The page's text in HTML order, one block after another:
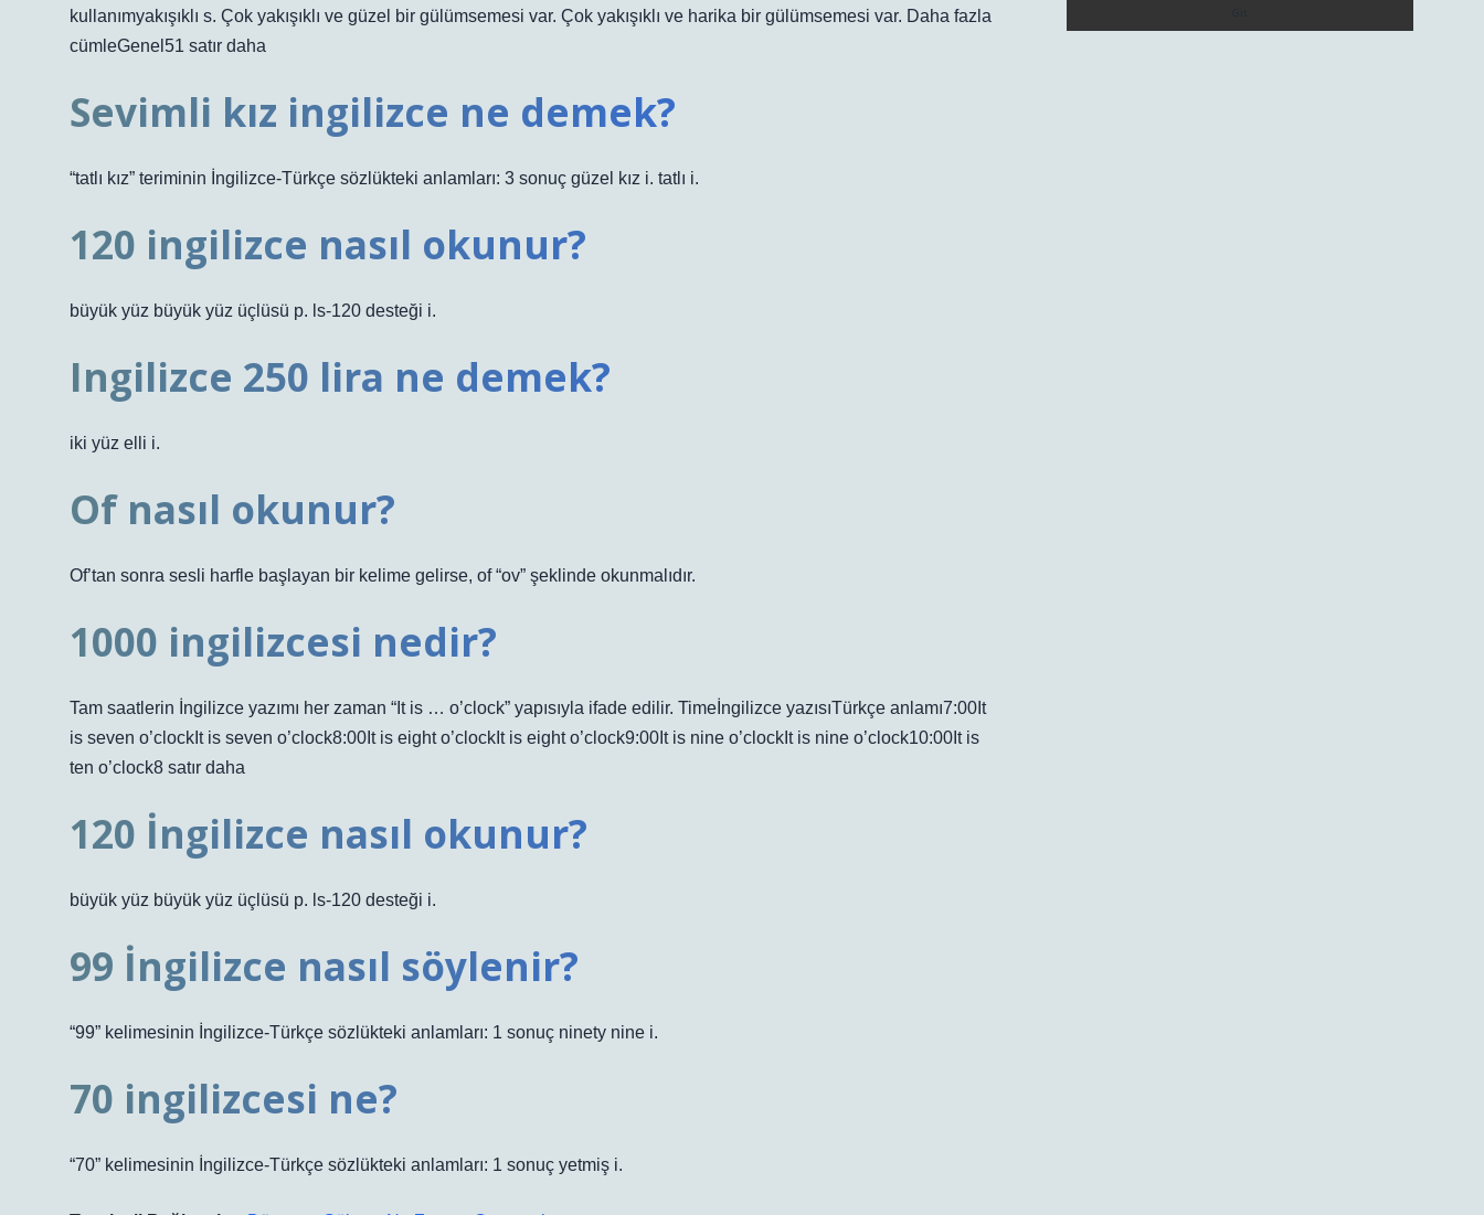
kullanımyakışıklı s. Çok yakışıklı ve güzel bir gülümsemesi var. Çok yakışıklı ve harika bir gülümsemesi var. Daha fazla
cümleGenel51 satır daha
Sevimli kız ingilizce ne demek?
“tatlı kız” teriminin İngilizce-Türkçe sözlükteki anlamları: 3 sonuç güzel kız i. tatlı i.
120 ingilizce nasıl okunur?
büyük yüz büyük yüz üçlüsü p. ls-120 desteği i.
Ingilizce 250 lira ne demek?
iki yüz elli i.
Of nasıl okunur?
Of’tan sonra sesli harfle başlayan bir kelime gelirse, of “ov” şeklinde okunmalıdır.
1000 ingilizcesi nedir?
Tam saatlerin İngilizce yazımı her zaman “It is … o’clock” yapısıyla ifade edilir. Timeİngilizce yazısıTürkçe anlamı7:00It
is seven o’clockIt is seven o’clock8:00It is eight o’clockIt is eight o’clock9:00It is nine o’clockIt is nine o’clock10:00It is
ten o’clock8 satır daha
120 İngilizce nasıl okunur?
büyük yüz büyük yüz üçlüsü p. ls-120 desteği i.
99 İngilizce nasıl söylenir?
“99” kelimesinin İngilizce-Türkçe sözlükteki anlamları: 1 sonuç ninety nine i.
70 ingilizcesi ne?
“70” kelimesinin İngilizce-Türkçe sözlükteki anlamları: 1 sonuç yetmiş i.